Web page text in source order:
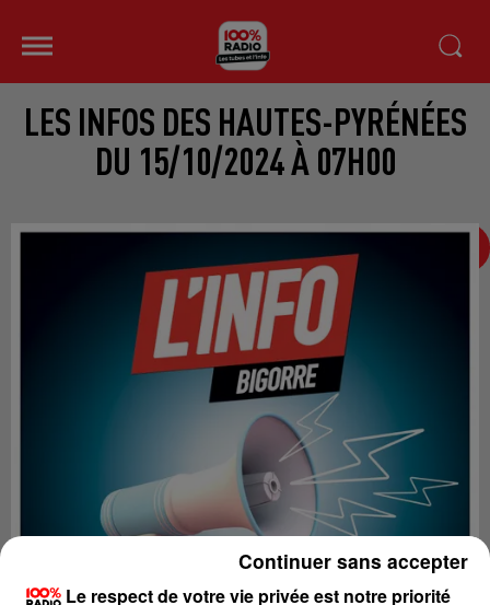
LES INFOS DES HAUTES-PYRÉNÉES
DU 15/10/2024 À 07H00
Le respect de votre vie privée est notre priorité
Continuer sans accepter